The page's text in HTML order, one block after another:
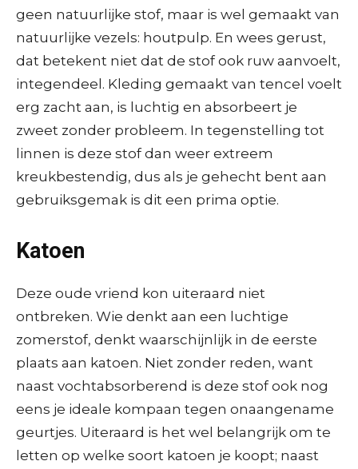
geen natuurlijke stof, maar is wel gemaakt van
natuurlijke vezels: houtpulp. En wees gerust,
dat betekent niet dat de stof ook ruw aanvoelt,
integendeel. Kleding gemaakt van tencel voelt
erg zacht aan, is luchtig en absorbeert je
zweet zonder probleem. In tegenstelling tot
linnen is deze stof dan weer extreem
kreukbestendig, dus als je gehecht bent aan
gebruiksgemak is dit een prima optie.
Katoen
Deze oude vriend kon uiteraard niet
ontbreken. Wie denkt aan een luchtige
zomerstof, denkt waarschijnlijk in de eerste
plaats aan katoen. Niet zonder reden, want
naast vochtabsorberend is deze stof ook nog
eens je ideale kompaan tegen onaangename
geurtjes. Uiteraard is het wel belangrijk om te
letten op welke soort katoen je koopt; naast